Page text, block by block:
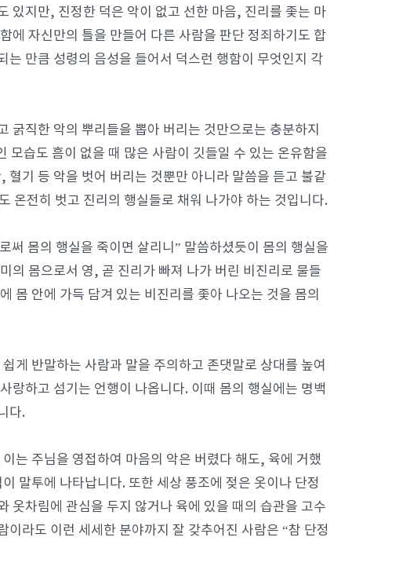
있지만, 진정한 덕은 악이 없고 선한 마음, 진리를 좇는 마
에 자신만의 틀을 만들어 다른 사람을 판단 정죄하기도 합
만큼 성령의 음성을 들어서 덕스런 행함이 무엇인지 각
굵직한 악의 뿌리들을 뽑아 버리는 것만으로는 충분하지
모습도 흠이 없을 때 많은 사람이 깃들일 수 있는 온유함을
기 등 악을 벗어 버리는 것뿐만 아니라 말씀을 듣고 불같
온전히 벗고 진리의 행실들로 채워 나가야 하는 것입니다.
써 몸의 행실을 죽이면 살리니” 말씀하셨듯이 몸의 행실을
의 몸으로서 영, 곧 진리가 빠져 나가 버린 비진리로 물들
몸 안에 가득 담겨 있는 비진리를 좇아 나오는 것을 몸의
게 반말하는 사람과 말을 주의하고 존댓말로 상대를 높여
랑하고 섬기는 언행이 나옵니다. 이때 몸의 행실에는 명백
다.
는 주님을 영접하여 마음의 악은 버렸다 해도, 육에 거했
말투에 나타납니다. 또한 세상 풍조에 젖은 옷이나 단정
옷차림에 관심을 두지 않거나 육에 있을 때의 습관을 고수
라도 이런 세세한 분야까지 잘 갖추어진 사람은 “참 단정